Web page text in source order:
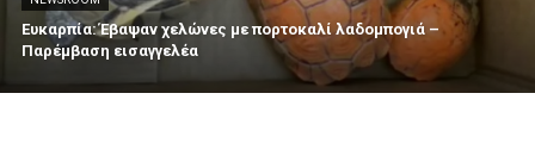
Ευκαρπία: Έβαψαν χελώνες με πορτοκαλί λαδομπογιά –
Παρέμβαση εισαγγελέα